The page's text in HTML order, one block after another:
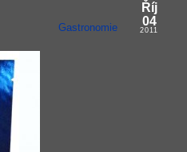
Gastronomie
Říj
04
2011